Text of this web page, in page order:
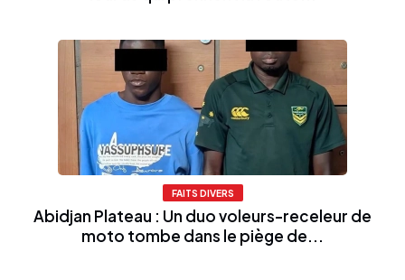
FAITS DIVERS
Abidjan Plateau : Un duo voleurs-receleur de
moto tombe dans le piège de...